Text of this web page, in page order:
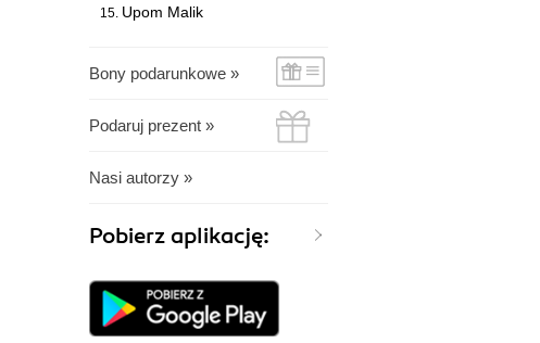
Upom Malik
Bony podarunkowe »
Podaruj prezent »
Nasi autorzy »
Pobierz aplikację: